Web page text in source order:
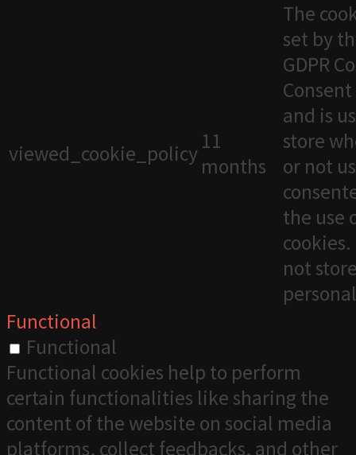
viewed_cookie_policy 11
months
The
set by
GDPR
and is
store
or not
the use
not
Functional
Functional
Functional cookies help to perform
certain functionalities like sharing the
content of the website on social media
platforms, collect feedbacks, and other